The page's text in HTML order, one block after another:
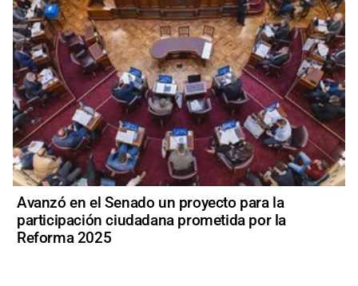
Avanzó en el Senado un proyecto para la
participación ciudadana prometida por la
Reforma 2025